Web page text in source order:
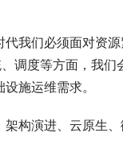
我们必须面对资源
调度等方面，我们
施运维需求。
构演进、云原生、